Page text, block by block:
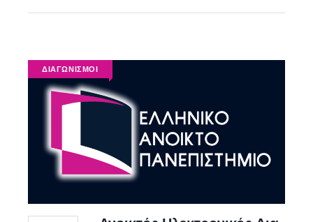
ΔΙΑΓΩΝΙΣΜΟΙ